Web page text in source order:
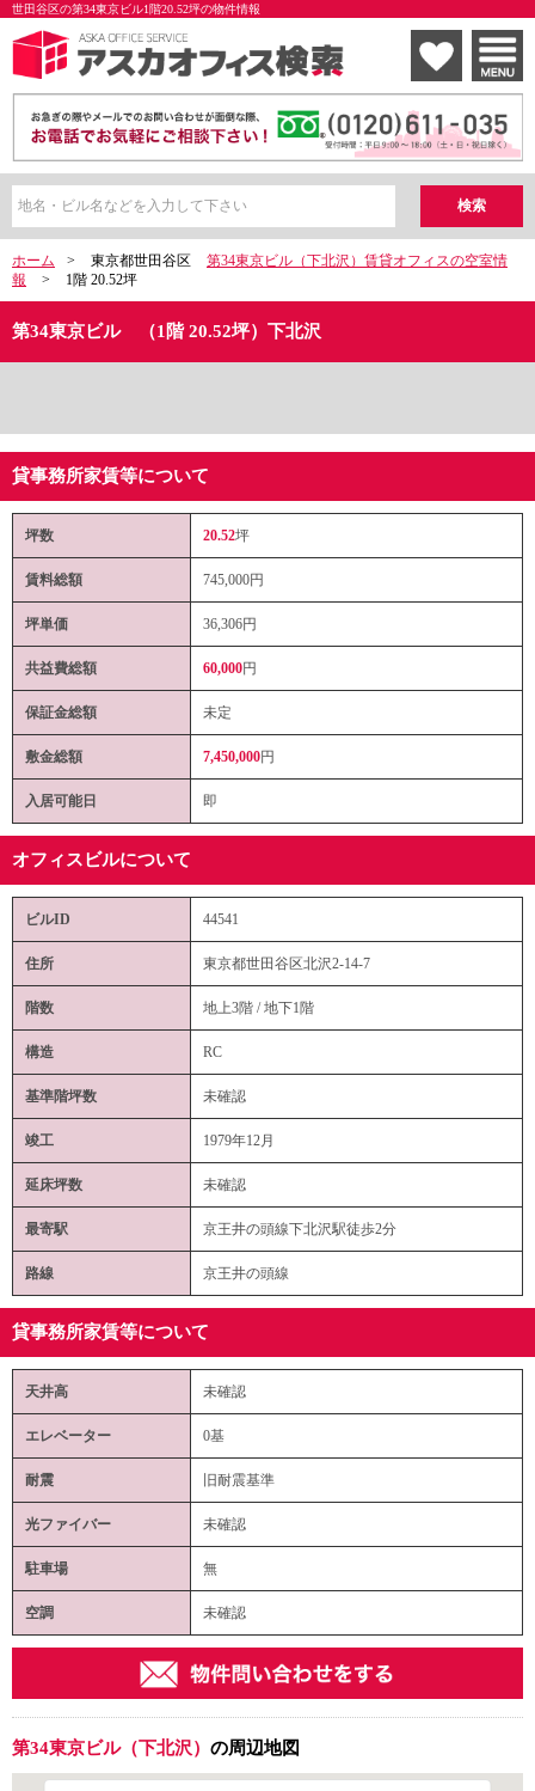
世田谷区の第34東京ビル1階20.52坪の物件情報
ホーム > 東京都世田谷区
第34東京ビル（下北沢）賃貸オフィスの空室情
報
> 1階 20.52坪
第34東京ビル （1階 20.52坪）下北沢
貸事務所家賃等について
坪数 20.52坪
賃料総額 745,000円
坪単価 36,306円
共益費総額 60,000円
保証金総額 未定
敷金総額 7,450,000円
入居可能日 即
オフィスビルについて
ビルID 44541
住所 東京都世田谷区北沢2-14-7
階数 地上3階 / 地下1階
構造 RC
基準階坪数 未確認
竣工 1979年12月
延床坪数 未確認
最寄駅 京王井の頭線下北沢駅徒歩2分
路線 京王井の頭線
貸事務所家賃等について
天井高 未確認
エレベーター 0基
耐震 旧耐震基準
光ファイバー 未確認
駐車場 無
空調 未確認
第34東京ビル（下北沢） の周辺地図